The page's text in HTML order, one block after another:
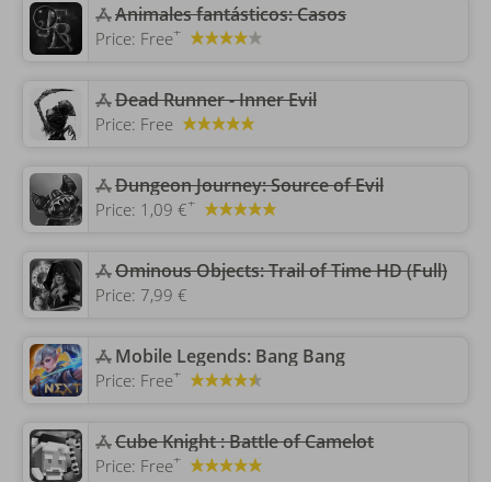
Animales fantásticos: Casos
Price: Free+
Dead Runner - Inner Evil
Price: Free
Dungeon Journey: Source of Evil
Price: 1,09 €+
‎Ominous Objects: Trail of Time HD (Full)
Price: 7,99 €
‎Mobile Legends: Bang Bang
Price: Free+
Cube Knight : Battle of Camelot
Price: Free+